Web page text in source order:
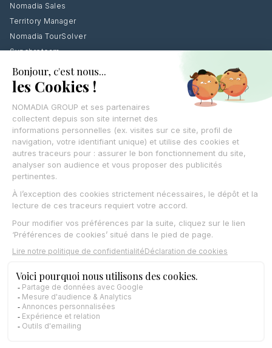
Nomadia Sales
Territory Manager
Nomadia TourSolver
Synchroteam
MobileDev FI360
Withtime
Gruppe
Nomadia
7opteam
Synchroteam
Gazoleen
Coredinate
Unterstützung
Nomadia TourSolver
Hinterlassen Sie Ihre Kontaktdaten